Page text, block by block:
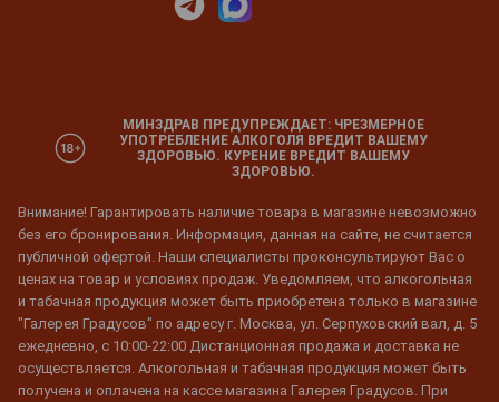
МИНЗДРАВ ПРЕДУПРЕЖДАЕТ: ЧРЕЗМЕРНОЕ
УПОТРЕБЛЕНИЕ АЛКОГОЛЯ ВРЕДИТ ВАШЕМУ
ЗДОРОВЬЮ. КУРЕНИЕ ВРЕДИТ ВАШЕМУ
ЗДОРОВЬЮ.
Внимание! Гарантировать наличие товара в магазине невозможно
без его бронирования. Информация, данная на сайте, не считается
публичной офертой. Наши специалисты проконсультируют Вас о
ценах на товар и условиях продаж. Уведомляем, что алкогольная
и табачная продукция может быть приобретена только в магазине
"Галерея Градусов" по адресу г. Москва, ул. Серпуховский вал, д. 5
ежедневно, с 10:00-22:00 Дистанционная продажа и доставка не
осуществляется. Алкогольная и табачная продукция может быть
получена и оплачена на кассе магазина Галерея Градусов. При